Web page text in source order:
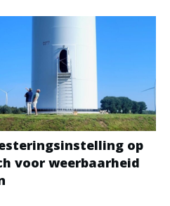
op
voor weerbaarheid